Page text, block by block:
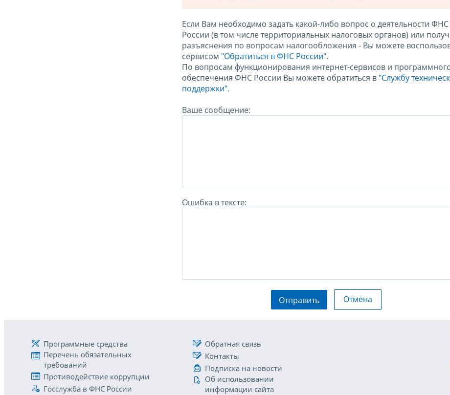
Если Вам необходимо задать какой-либо вопрос о деятельности ФНС
России (в том числе территориальных налоговых органов) или
разъяснения по вопросам налогообложения - Вы можете
сервисом "Обратиться в ФНС России".
По вопросам функционирования интернет-сервисов и
обеспечения ФНС России Вы можете обратиться в "Службу
поддержки".
Ваше сообщение:
Ошибка в тексте:
Отправить Отмена
Программные средства
Перечень обязательных
требований
Противодействие коррупции
Госслужба в ФНС России
Обратная связь
Контакты
Подписка на новости
Об использовании
информации сайта